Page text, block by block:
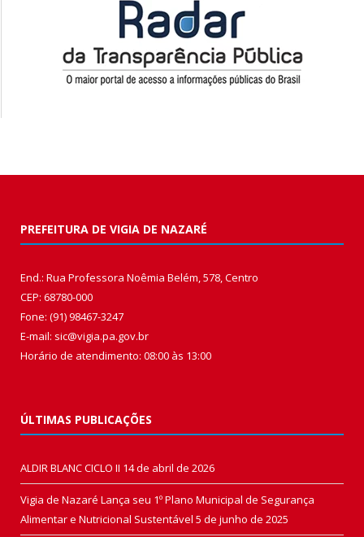
PREFEITURA DE VIGIA DE NAZARÉ
End.: Rua Professora Noêmia Belém, 578, Centro
CEP: 68780-000
Fone: (91) 98467-3247
E-mail: sic@vigia.pa.gov.br
Horário de atendimento: 08:00 às 13:00
ÚLTIMAS PUBLICAÇÕES
ALDIR BLANC CICLO II 14 de abril de 2026
Vigia de Nazaré Lança seu 1º Plano Municipal de Segurança
Alimentar e Nutricional Sustentável 5 de junho de 2025